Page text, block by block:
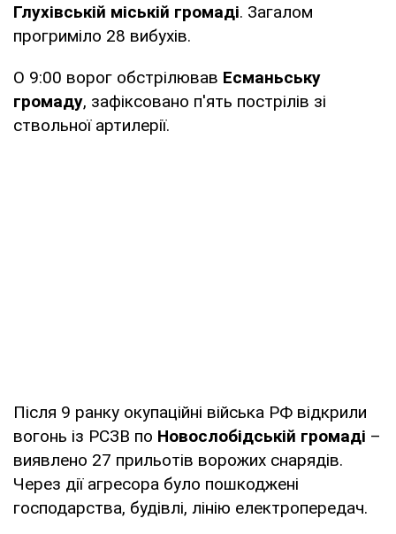
Глухівській міській громаді. Загалом
прогриміло 28 вибухів.
О 9:00 ворог обстрілював Есманьську
громаду, зафіксовано п'ять пострілів зі
ствольної артилерії.
Після 9 ранку окупаційні війська РФ відкрили
вогонь із РСЗВ по Новослобідській громаді –
виявлено 27 прильотів ворожих снарядів.
Через дії агресора було пошкоджені
господарства, будівлі, лінію електропередач.